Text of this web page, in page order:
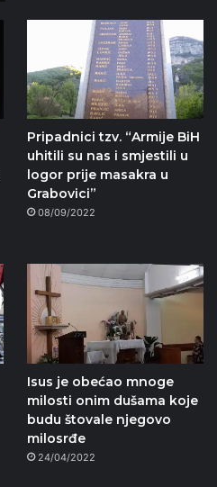
Pripadnici tzv. “Armije BiH
uhitili su nas i smjestili u
logor prije masakra u
Grabovici”
08/09/2022
Isus je obećao mnoge
milosti onim dušama koje
budu štovale njegovo
milosrđe
24/04/2022